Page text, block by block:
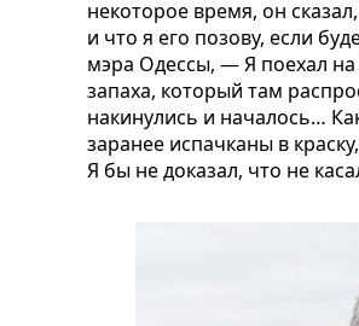
некоторое время, он
и что я его позову, если
мэра Одессы, — Я поехал
запаха, который там
накинулись и началось…
заранее испачканы в
Я бы не доказал, что не